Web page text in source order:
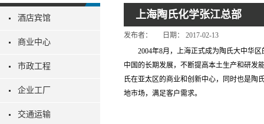
酒店宾馆
商业中心
市政工程
企业工厂
交通运输
上海陶氏化学张江总部
发布者： 日期：
2017-02-13
2004年8月，上海正式成为陶氏大中华
中国的长期发展，不断提高本土生产和研发
氏在亚太区的商业和创新中心，同时也是陶
地市场，满足客户需求。